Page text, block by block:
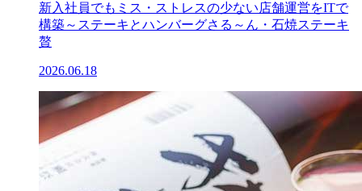
新入社員でもミス・ストレスの少ない店舗運営をITで
構築～ステーキとハンバーグさる～ん・石焼ステーキ
贅
2026.06.18